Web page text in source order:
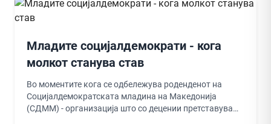
Младите социјалдемократи - кога
молкот станува став
Во моментите кога се одбележува роденденот на
Социјалдемократската младина на Македонија
(СДММ) - организација што со децении претставува